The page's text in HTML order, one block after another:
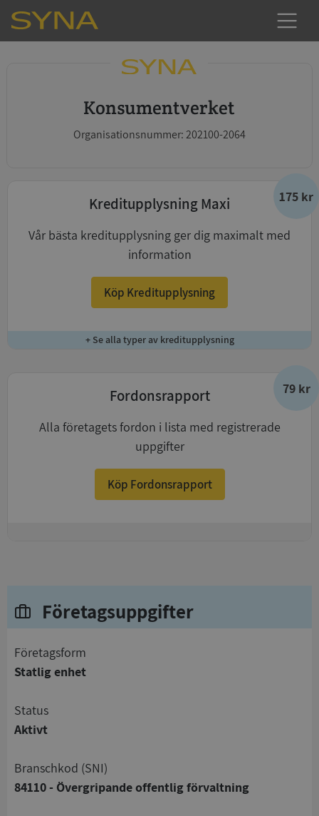
Konsumentverket
Organisationsnummer: 202100-2064
175 kr
Kreditupplysning Maxi
Vår bästa kreditupplysning ger dig maximalt med
information
Köp Kreditupplysning
+ Se alla typer av kreditupplysning
79 kr
Fordonsrapport
Alla företagets fordon i lista med registrerade
uppgifter
Köp Fordonsrapport
Företagsuppgifter
företagsform
Statlig enhet
status
Aktivt
branschkod (SNI)
84110 - Övergripande offentlig förvaltning